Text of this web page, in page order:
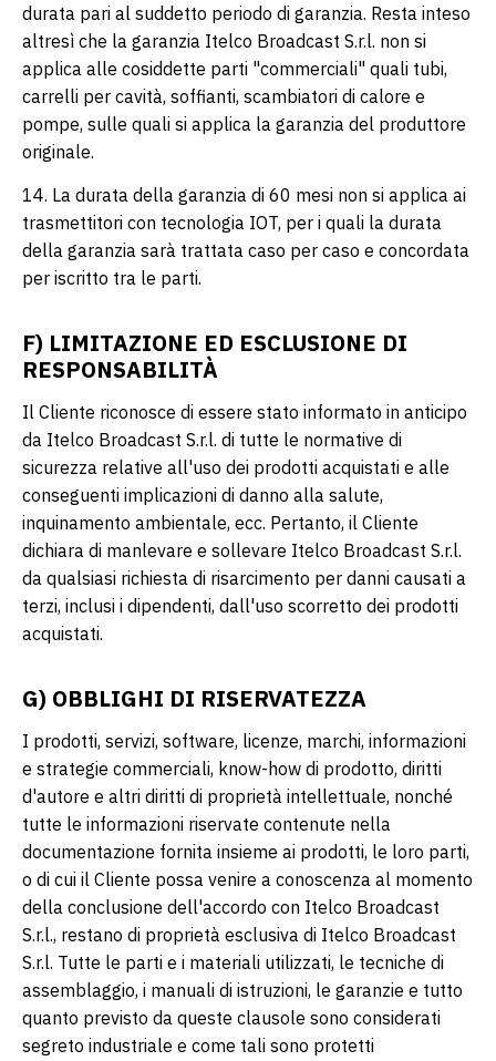
durata pari al suddetto periodo di garanzia. Resta inteso
altresì che la garanzia Itelco Broadcast S.r.l. non si
applica alle cosiddette parti "commerciali" quali tubi,
carrelli per cavità, soffianti, scambiatori di calore e
pompe, sulle quali si applica la garanzia del produttore
originale.
14. La durata della garanzia di 60 mesi non si applica ai
trasmettitori con tecnologia IOT, per i quali la durata
della garanzia sarà trattata caso per caso e concordata
per iscritto tra le parti.
F) LIMITAZIONE ED ESCLUSIONE DI
RESPONSABILITÀ
Il Cliente riconosce di essere stato informato in anticipo
da Itelco Broadcast S.r.l. di tutte le normative di
sicurezza relative all'uso dei prodotti acquistati e alle
conseguenti implicazioni di danno alla salute,
inquinamento ambientale, ecc. Pertanto, il Cliente
dichiara di manlevare e sollevare Itelco Broadcast S.r.l.
da qualsiasi richiesta di risarcimento per danni causati a
terzi, inclusi i dipendenti, dall'uso scorretto dei prodotti
acquistati.
G) OBBLIGHI DI RISERVATEZZA
I prodotti, servizi, software, licenze, marchi, informazioni
e strategie commerciali, know-how di prodotto, diritti
d'autore e altri diritti di proprietà intellettuale, nonché
tutte le informazioni riservate contenute nella
documentazione fornita insieme ai prodotti, le loro parti,
o di cui il Cliente possa venire a conoscenza al momento
della conclusione dell'accordo con Itelco Broadcast
S.r.l., restano di proprietà esclusiva di Itelco Broadcast
S.r.l. Tutte le parti e i materiali utilizzati, le tecniche di
assemblaggio, i manuali di istruzioni, le garanzie e tutto
quanto previsto da queste clausole sono considerati
segreto industriale e come tali sono protetti